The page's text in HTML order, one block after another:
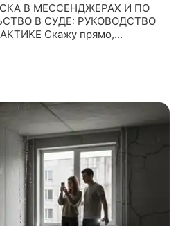
В МЕССЕНДЖЕРАХ И ПО
В СУДЕ: РУКОВОДСТВО
Скажу прямо,...